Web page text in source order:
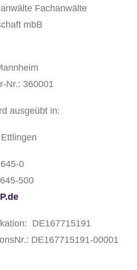
Fachanwälte
mbB
Nr.: 360001
ausgeübt in:
0
500
DE167715191
DE167715191-00001